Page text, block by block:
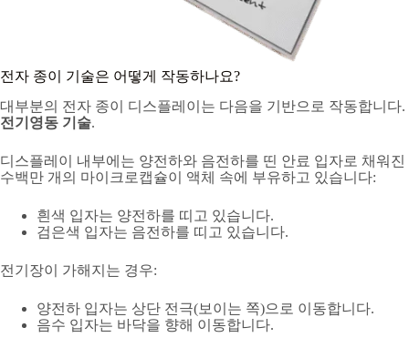
전자 종이 기술은 어떻게 작동하나요?
대부분의 전자 종이 디스플레이는 다음을 기반으로 작동합니다.
전기영동 기술.
디스플레이 내부에는 양전하와 음전하를 띤 안료 입자로 채워진
수백만 개의 마이크로캡슐이 액체 속에 부유하고 있습니다:
흰색 입자는 양전하를 띠고 있습니다.
검은색 입자는 음전하를 띠고 있습니다.
전기장이 가해지는 경우:
양전하 입자는 상단 전극(보이는 쪽)으로 이동합니다.
음수 입자는 바닥을 향해 이동합니다.